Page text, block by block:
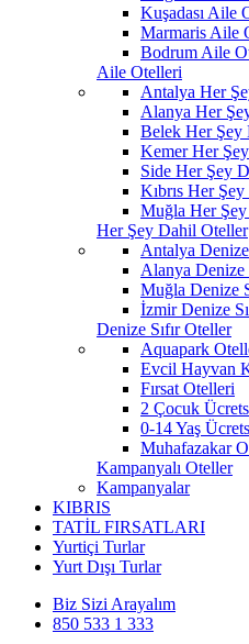
Kuşadası Aile
Marmaris Aile
Bodrum Aile
Aile Otelleri
Antalya Her
Alanya Her
Belek Her Şey
Kemer Her
Side Her Şey
Kıbrıs Her
Muğla Her
Her Şey Dahil Oteller
Antalya
Alanya Denize
Muğla Denize
İzmir Denize
Denize Sıfır Oteller
Aquapark
Evcil Hayvan
Fırsat Otelleri
2 Çocuk
0-14 Yaş
Muhafazakar
Kampanyalı Oteller
Kampanyalar
KIBRIS
TATİL FIRSATLARI
Yurtiçi Turlar
Yurt Dışı Turlar
Biz Sizi Arayalım
850 533 1 333